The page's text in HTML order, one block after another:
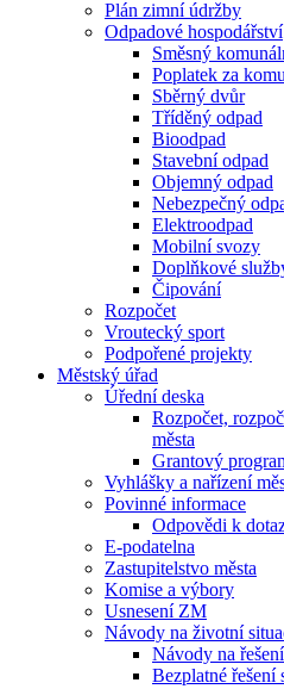
Plán zimní údržby
Odpadové hospodářství
Směsný
Poplatek za
Sběrný dvůr
Tříděný odpad
Bioodpad
Stavební odpad
Objemný odpad
Nebezpečný
Elektroodpad
Mobilní svozy
Doplňkové
Čipování
Rozpočet
Vroutecký sport
Podpořené projekty
Městský úřad
Úřední deska
Rozpočet,
města
Grantový
Vyhlášky a nařízení
Povinné informace
Odpovědi k
E-podatelna
Zastupitelstvo města
Komise a výbory
Usnesení ZM
Návody na životní
Návody na
Bezplatné řešení